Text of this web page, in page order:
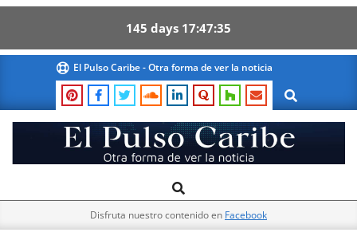
145 days 17 47 34
content
El Pulso Caribe - Otra forma de ver la noticia
Search
El
Pulso
Navigation
Search
Disfruta nuestro contenido en Facebook